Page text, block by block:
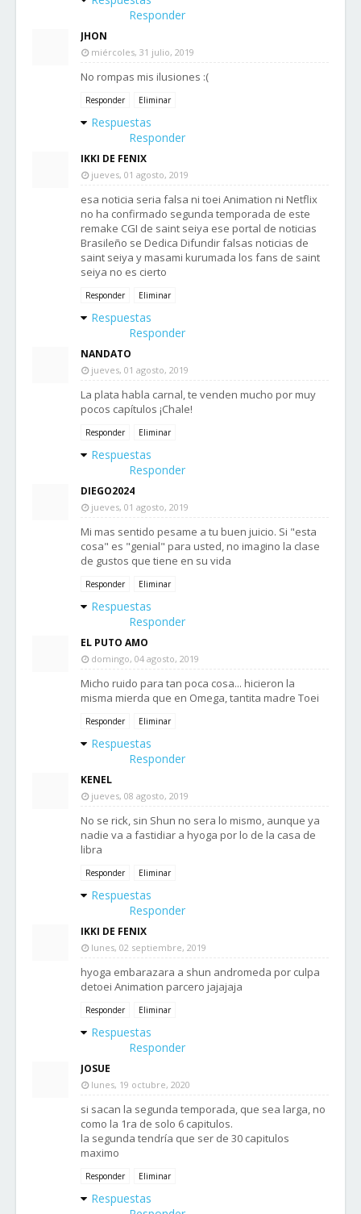
Responder
JHON
miércoles, 31 julio, 2019
No rompas mis ilusiones :(
Responder Eliminar
Respuestas
Responder
IKKI DE FENIX
jueves, 01 agosto, 2019
esa noticia seria falsa ni toei Animation ni Netflix
no ha confirmado segunda temporada de este
remake CGI de saint seiya ese portal de noticias
Brasileño se Dedica Difundir falsas noticias de
saint seiya y masami kurumada los fans de saint
seiya no es cierto
Responder Eliminar
Respuestas
Responder
NANDATO
jueves, 01 agosto, 2019
La plata habla carnal, te venden mucho por muy
pocos capítulos ¡Chale!
Responder Eliminar
Respuestas
Responder
DIEGO2024
jueves, 01 agosto, 2019
Mi mas sentido pesame a tu buen juicio. Si "esta
cosa" es "genial" para usted, no imagino la clase
de gustos que tiene en su vida
Responder Eliminar
Respuestas
Responder
EL PUTO AMO
domingo, 04 agosto, 2019
Micho ruido para tan poca cosa... hicieron la
misma mierda que en Omega, tantita madre Toei
Responder Eliminar
Respuestas
Responder
KENEL
jueves, 08 agosto, 2019
No se rick, sin Shun no sera lo mismo, aunque ya
nadie va a fastidiar a hyoga por lo de la casa de
libra
Responder Eliminar
Respuestas
Responder
IKKI DE FENIX
lunes, 02 septiembre, 2019
hyoga embarazara a shun andromeda por culpa
detoei Animation parcero jajajaja
Responder Eliminar
Respuestas
Responder
JOSUE
lunes, 19 octubre, 2020
si sacan la segunda temporada, que sea larga, no
como la 1ra de solo 6 capitulos.
la segunda tendría que ser de 30 capitulos
maximo
Responder Eliminar
Respuestas